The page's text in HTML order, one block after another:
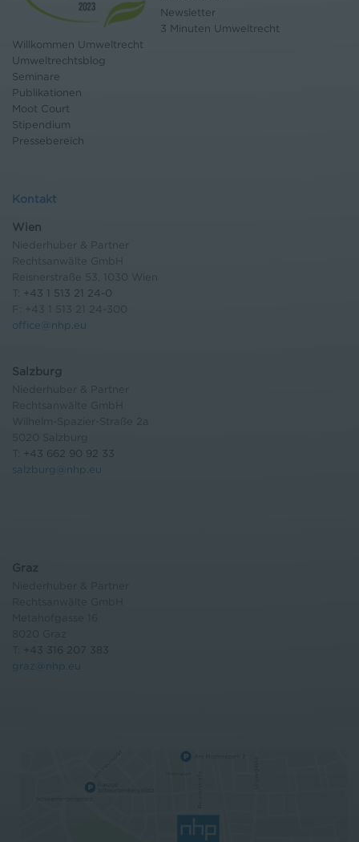
Newsletter
3 Minuten Umweltrecht
Willkommen Umweltrecht
Umweltrechtsblog
Seminare
Publikationen
Moot Court
Stipendium
Pressebereich
Kontakt
Wien
Niederhuber & Partner
Rechtsanwälte GmbH
Reisnerstraße 53, 1030 Wien
+43 1 513 21 24-0
F: +43 1 513 21 24-300
office@nhp.eu
Salzburg
Niederhuber & Partner
5020 Salzburg
+43 662 90 92 33
salzburg@nhp.eu
Graz
+43 316 207 383
graz@nhp.eu